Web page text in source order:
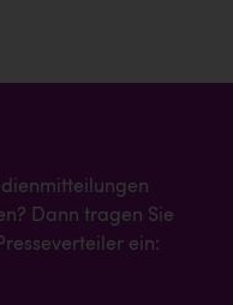
Dann tragen Sie
ein: